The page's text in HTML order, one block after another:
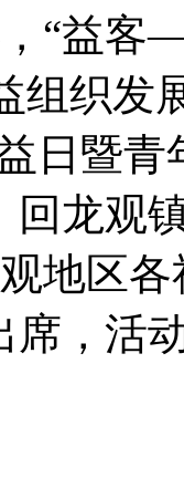
“益
组织发
日暨
回龙观
地区
席，活